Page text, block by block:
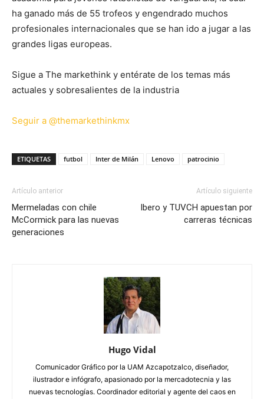
ha ganado más de 55 trofeos y engendrado muchos
profesionales internacionales que se han ido a jugar a las
grandes ligas europeas.
Sigue a The markethink y entérate de los temas más
actuales y sobresalientes de la industria
Seguir a @themarkethinkmx
ETIQUETAS futbol Inter de Milán Lenovo patrocinio
Artículo anterior
Mermeladas con chile
McCormick para las nuevas
generaciones
Artículo siguiente
Ibero y TUVCH apuestan por
carreras técnicas
Hugo Vidal
Comunicador Gráfico por la UAM Azcapotzalco, diseñador,
ilustrador e infógrafo, apasionado por la mercadotecnia y las
nuevas tecnologías. Coordinador editorial y agente del caos en